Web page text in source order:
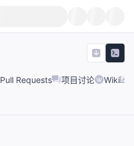
Pull Requests 项目讨论 Wiki